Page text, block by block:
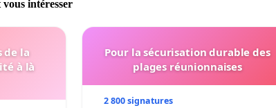
intéresser
de la
à là
Pour la sécurisation durable des
plages réunionnaises
2 800 signatures